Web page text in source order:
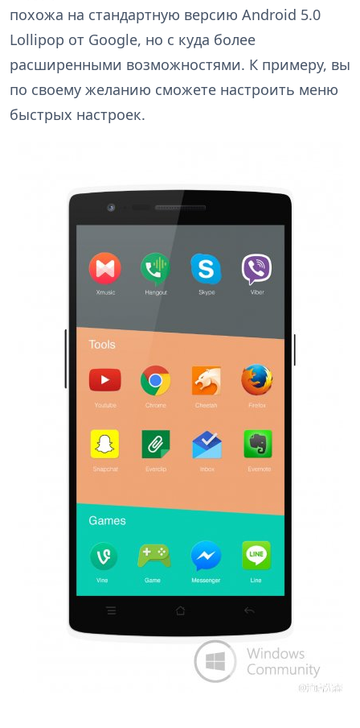
похожа на стандартную версию Android 5.0
Lollipop от Google, но с куда более
расширенными возможностями. К примеру, вы
по своему желанию сможете настроить меню
быстрых настроек.